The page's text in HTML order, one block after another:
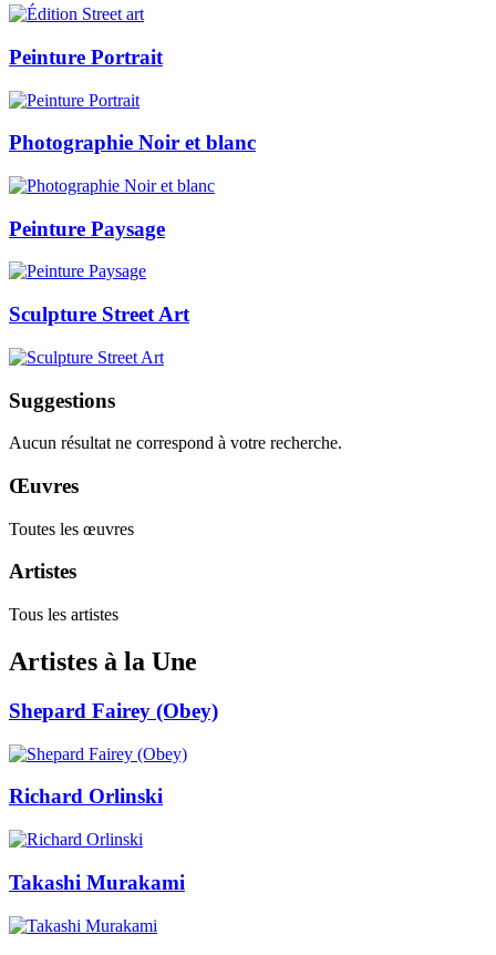
Peinture Portrait
Photographie Noir et blanc
Peinture Paysage
Sculpture Street Art
Suggestions
Aucun résultat ne correspond à votre recherche.
Œuvres
Toutes les œuvres
Artistes
Tous les artistes
Artistes à la Une
Shepard Fairey (Obey)
Richard Orlinski
Takashi Murakami